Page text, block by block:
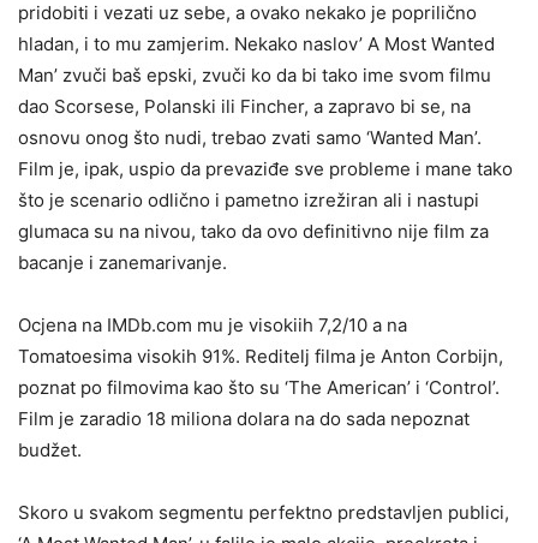
pridobiti i vezati uz sebe, a ovako nekako je poprilično
hladan, i to mu zamjerim. Nekako naslov’ A Most Wanted
Man’ zvuči baš epski, zvuči ko da bi tako ime svom filmu
dao Scorsese, Polanski ili Fincher, a zapravo bi se, na
osnovu onog što nudi, trebao zvati samo ‘Wanted Man’.
Film je, ipak, uspio da prevaziđe sve probleme i mane tako
što je scenario odlično i pametno izrežiran ali i nastupi
glumaca su na nivou, tako da ovo definitivno nije film za
bacanje i zanemarivanje.
Ocjena na IMDb.com mu je visokiih 7,2/10 a na
Tomatoesima visokih 91%. Reditelj filma je Anton Corbijn,
poznat po filmovima kao što su ‘The American’ i ‘Control’.
Film je zaradio 18 miliona dolara na do sada nepoznat
budžet.
Skoro u svakom segmentu perfektno predstavljen publici,